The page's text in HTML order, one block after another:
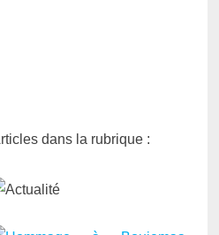
dans la rubrique :